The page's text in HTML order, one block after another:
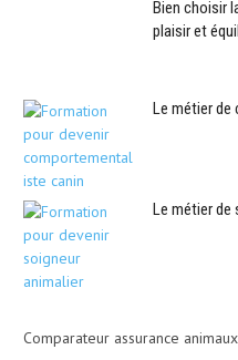
Bien choisir
plaisir et
Le métier
Le métier de
Comparateur assurance animaux